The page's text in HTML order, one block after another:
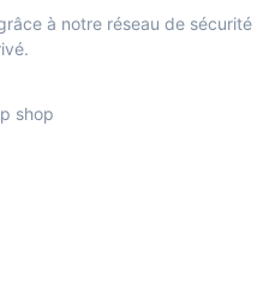
à notre réseau de sécurité